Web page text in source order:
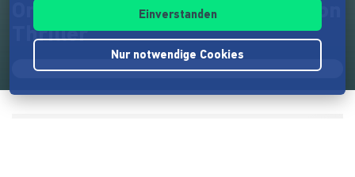
One Way Ticket - Science-Fiction
Thriller
Einverstanden
Nur notwendige Cookies